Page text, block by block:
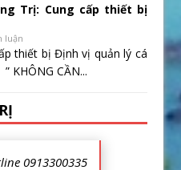
Trị: Cung cấp thiết bị
luận
thiết bị Định vị quản lý cá
KHÔNG CẦN...
0913300335